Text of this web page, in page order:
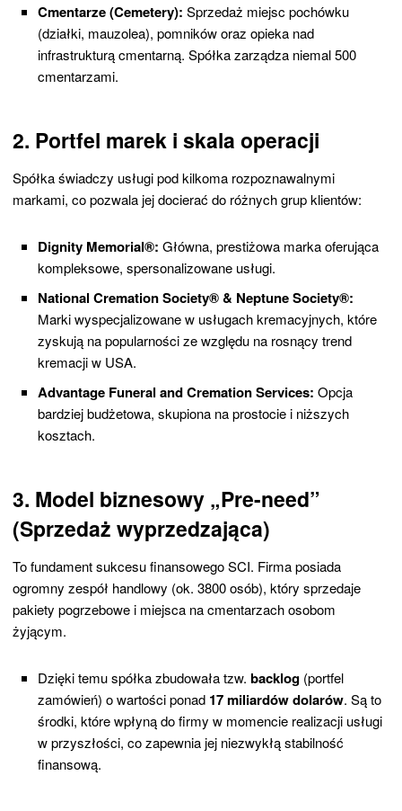
Cmentarze (Cemetery): Sprzedaż miejsc pochówku
(działki, mauzolea), pomników oraz opieka nad
infrastrukturą cmentarną. Spółka zarządza niemal 500
cmentarzami.
2. Portfel marek i skala operacji
Spółka świadczy usługi pod kilkoma rozpoznawalnymi
markami, co pozwala jej docierać do różnych grup klientów:
Dignity Memorial®: Główna, prestiżowa marka oferująca
kompleksowe, spersonalizowane usługi.
National Cremation Society® & Neptune Society®:
Marki wyspecjalizowane w usługach kremacyjnych, które
zyskują na popularności ze względu na rosnący trend
kremacji w USA.
Advantage Funeral and Cremation Services: Opcja
bardziej budżetowa, skupiona na prostocie i niższych
kosztach.
3. Model biznesowy „Pre-need”
(Sprzedaż wyprzedzająca)
To fundament sukcesu finansowego SCI. Firma posiada
ogromny zespół handlowy (ok. 3800 osób), który sprzedaje
pakiety pogrzebowe i miejsca na cmentarzach osobom
żyjącym.
Dzięki temu spółka zbudowała tzw. backlog (portfel
zamówień) o wartości ponad 17 miliardów dolarów. Są to
środki, które wpłyną do firmy w momencie realizacji usługi
w przyszłości, co zapewnia jej niezwykłą stabilność
finansową.